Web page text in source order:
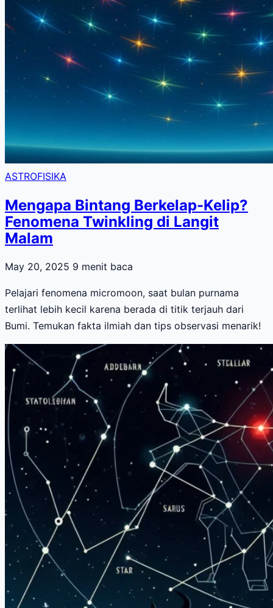
ASTROFISIKA
Mengapa Bintang Berkelap-Kelip?
Fenomena Twinkling di Langit
Malam
May 20, 2025 9 menit baca
Pelajari fenomena micromoon, saat bulan purnama
terlihat lebih kecil karena berada di titik terjauh dari
Bumi. Temukan fakta ilmiah dan tips observasi menarik!